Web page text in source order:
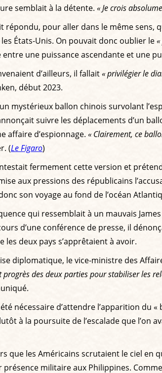
semblait à la détente. « Je crois
répondu, pour aller dans le même sens,
États-Unis. On pouvait donc oublier le
une puissance ascendante et une
d’ailleurs, il fallait« privilégier le
début 2023.
mystérieux ballon chinois survolant
suivre les déplacements d’un
affaire d’espionnage. « Clairement, ce
(Le Figaro)
fermement cette version et
aux pressions des républicains
son voyage au fond de l’océan
qui ressemblait à un mauvais
d’une conférence de presse, il
les deux pays s’apprêtaient à avoir.
diplomatique, le vice-ministre des
des deux parties pour stabiliser les
été nécessaire d’attendre l’apparition
à la poursuite de l’escalade que l’on
que les Américains scrutaient le ciel en
militaire aux Philippines.